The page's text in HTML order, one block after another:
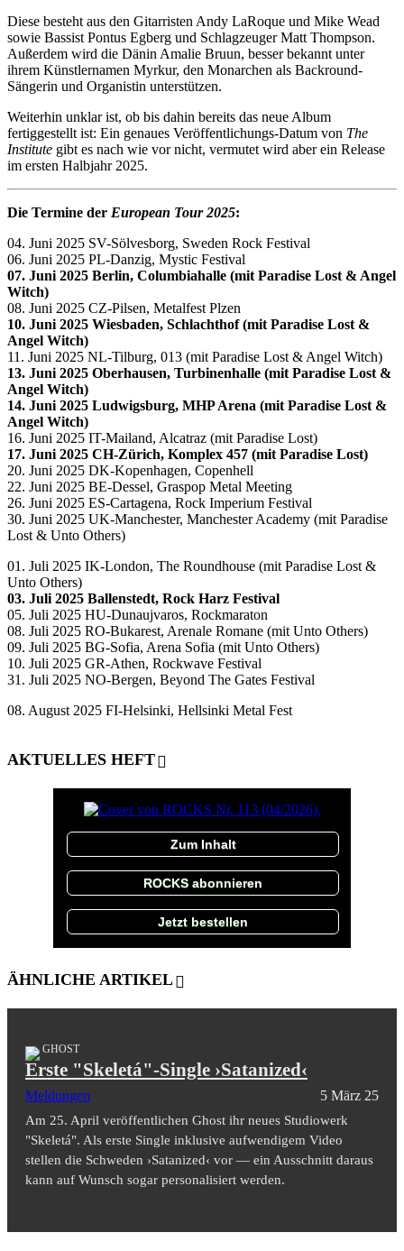
Diese besteht aus den Gitarristen Andy LaRoque und Mike Wead
sowie Bassist Pontus Egberg und Schlagzeuger Matt Thompson.
Außerdem wird die Dänin Amalie Bruun, besser bekannt unter
ihrem Künstlernamen Myrkur, den Monarchen als Backround-
Sängerin und Organistin unterstützen.
Weiterhin unklar ist, ob bis dahin bereits das neue Album
fertiggestellt ist: Ein genaues Veröffentlichungs-Datum von The
Institute gibt es nach wie vor nicht, vermutet wird aber ein Release
im ersten Halbjahr 2025.
Die Termine der European Tour 2025:
04. Juni 2025 SV-Sölvesborg, Sweden Rock Festival
06. Juni 2025 PL-Danzig, Mystic Festival
07. Juni 2025 Berlin, Columbiahalle (mit Paradise Lost & Angel
Witch)
08. Juni 2025 CZ-Pilsen, Metalfest Plzen
10. Juni 2025 Wiesbaden, Schlachthof (mit Paradise Lost &
Angel Witch)
11. Juni 2025 NL-Tilburg, 013 (mit Paradise Lost & Angel Witch)
13. Juni 2025 Oberhausen, Turbinenhalle (mit Paradise Lost &
Angel Witch)
14. Juni 2025 Ludwigsburg, MHP Arena (mit Paradise Lost &
Angel Witch)
16. Juni 2025 IT-Mailand, Alcatraz (mit Paradise Lost)
17. Juni 2025 CH-Zürich, Komplex 457 (mit Paradise Lost)
20. Juni 2025 DK-Kopenhagen, Copenhell
22. Juni 2025 BE-Dessel, Graspop Metal Meeting
26. Juni 2025 ES-Cartagena, Rock Imperium Festival
30. Juni 2025 UK-Manchester, Manchester Academy (mit Paradise
Lost & Unto Others)
01. Juli 2025 IK-London, The Roundhouse (mit Paradise Lost &
Unto Others)
03. Juli 2025 Ballenstedt, Rock Harz Festival
05. Juli 2025 HU-Dunaujvaros, Rockmaraton
08. Juli 2025 RO-Bukarest, Arenale Romane (mit Unto Others)
09. Juli 2025 BG-Sofia, Arena Sofia (mit Unto Others)
10. Juli 2025 GR-Athen, Rockwave Festival
31. Juli 2025 NO-Bergen, Beyond The Gates Festival
08. August 2025 FI-Helsinki, Hellsinki Metal Fest
AKTUELLES HEFT
Zum Inhalt
ROCKS abonnieren
Jetzt bestellen
ÄHNLICHE ARTIKEL
GHOST
Erste "Skeletá"-Single ›Satanized‹
Meldungen 5 März 25
Am 25. April veröffentlichen Ghost ihr neues Studiowerk
"Skeletá". Als erste Single inklusive aufwendigem Video
stellen die Schweden ›Satanized‹ vor — ein Ausschnitt daraus
kann auf Wunsch sogar personalisiert werden.